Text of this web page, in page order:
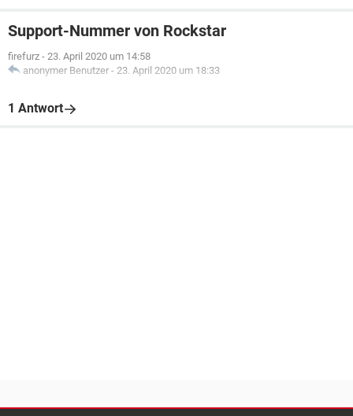
Support-Nummer von Rockstar
firefurz - 23. April 2020 um 14:58
anonymer Benutzer - 23. April 2020 um 18:33
1 Antwort